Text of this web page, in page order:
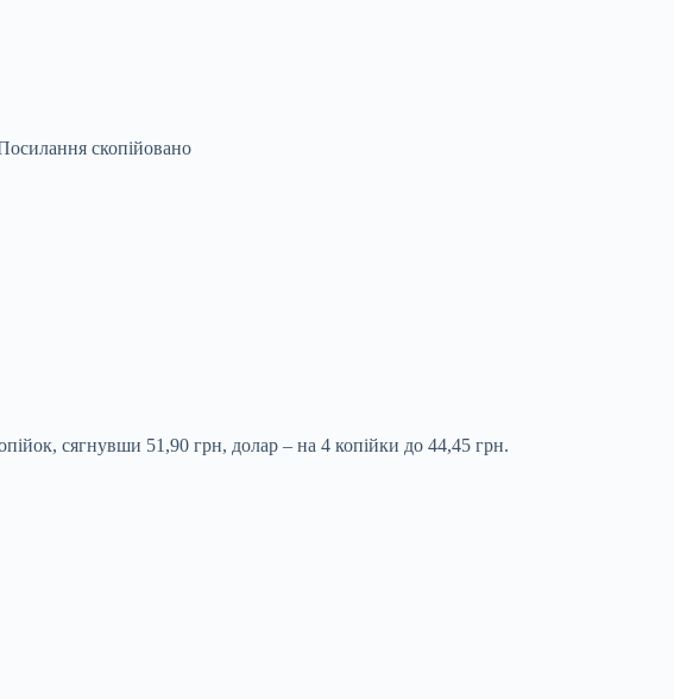
скопійовано
сягнувши 51,90 грн, долар – на 4 копійки до 44,45 грн.